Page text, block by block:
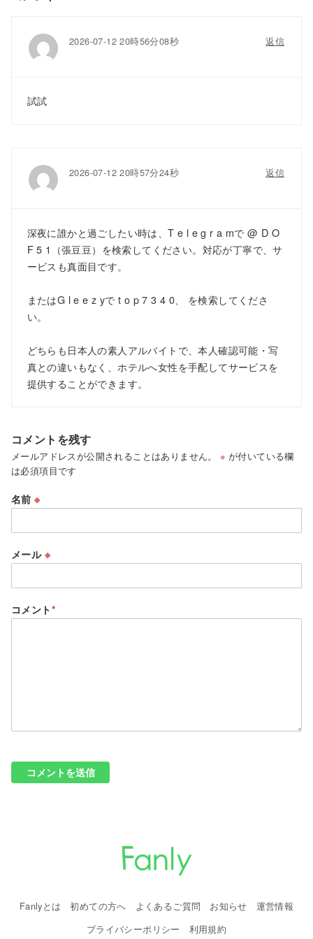
2026-07-12 20時56分08秒 返信
試試
2026-07-12 20時57分24秒 返信
深夜に誰かと過ごしたい時は、T e l e g r a mで @ D O
F 5 1（張豆豆）を検索してください。対応が丁寧で、サ
ービスも真面目です。
またはG l e e z yで t o p 7 3 4 0、 を検索してくださ
い。
どちらも日本人の素人アルバイトで、本人確認可能・写
真との違いもなく、ホテルへ女性を手配してサービスを
提供することができます。
コメントを残す
メールアドレスが公開されることはありません。 ※ が付いている欄
は必須項目です
名前※
メール ※
コメント*
Fanlyとは 初めての方へ よくあるご質問 お知らせ
運営情報
プライバシーポリシー
利用規約